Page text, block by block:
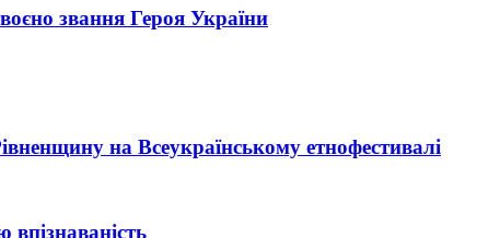
звання Героя України
на Всеукраїнському етнофестивалі